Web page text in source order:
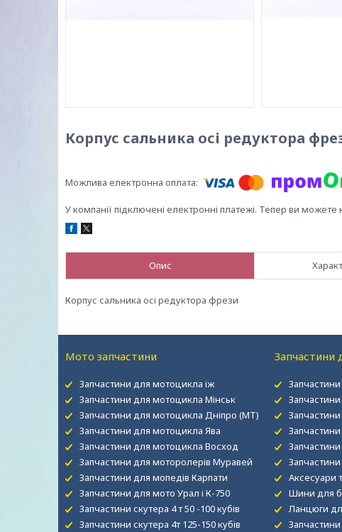
Корпус сальника осі редуктора
У компанії підключені електронні платежі. Тепер ви
Опис
Корпус сальника осі редуктора фрези
Мото запчастини
Запчастини для мотоцикла іж
Запчастини для мотоцикла Мінськ
Запчастини для мотоцикла Дніпро (МТ)
Запчастини для мотоцикла Ява
Запчастини для мотоцикла Восход
Запчастини для моторолерів Муравей
Запчастини для мопедів Карпати
Запчастини для мото Урал і К-750
Запчастини скутера 4 т 50 -100 кубів
Запчастини скутера 4т 125-150 кубів
Запчастини
Аксесуари
Шини для
Ланцюги